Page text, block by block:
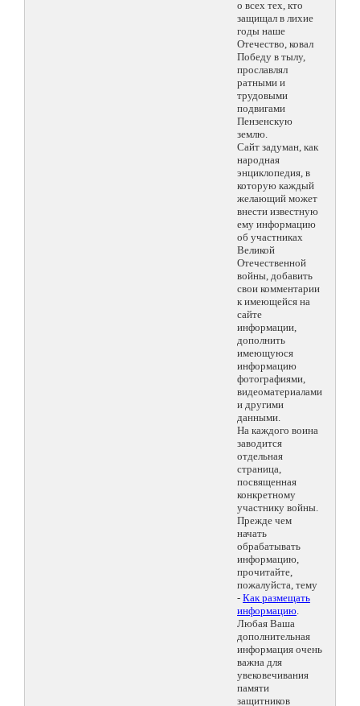
о всех тех, кто
защищал в лихие
годы наше
Отечество, ковал
Победу в тылу,
прославлял
ратными и
трудовыми
подвигами
Пензенскую
землю.
Сайт задуман, как
народная
энциклопедия, в
которую каждый
желающий может
внести известную
ему информацию
об участниках
Великой
Отечественной
войны, добавить
свои комментарии
к имеющейся на
сайте
информации,
дополнить
имеющуюся
информацию
фотографиями,
видеоматериалами
и другими
данными.
На каждого воина
заводится
отдельная
страница,
посвященная
конкретному
участнику войны.
Прежде чем
начать
обрабатывать
информацию,
прочитайте,
пожалуйста, тему
- Как размещать
информацию.
Любая Ваша
дополнительная
информация очень
важна для
увековечивания
памяти
защитников